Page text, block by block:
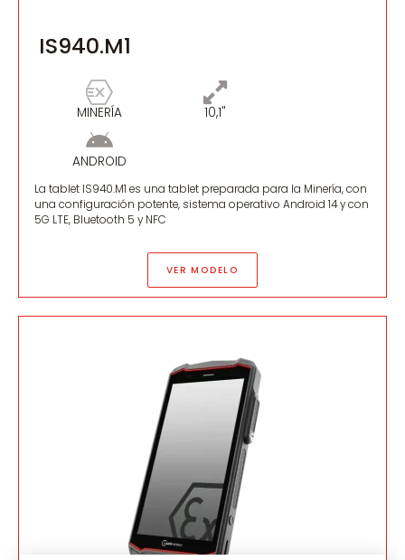
IS940.M1
MINERÍA 10,1"
ANDROID
La tablet IS940.M1 es una tablet preparada para la Minería, con
una configuración potente, sistema operativo Android 14 y con
5G LTE, Bluetooth 5 y NFC
VER MODELO